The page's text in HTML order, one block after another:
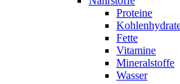
Proteine
Fette
Vitamine
Mineralstoffe
Wasser